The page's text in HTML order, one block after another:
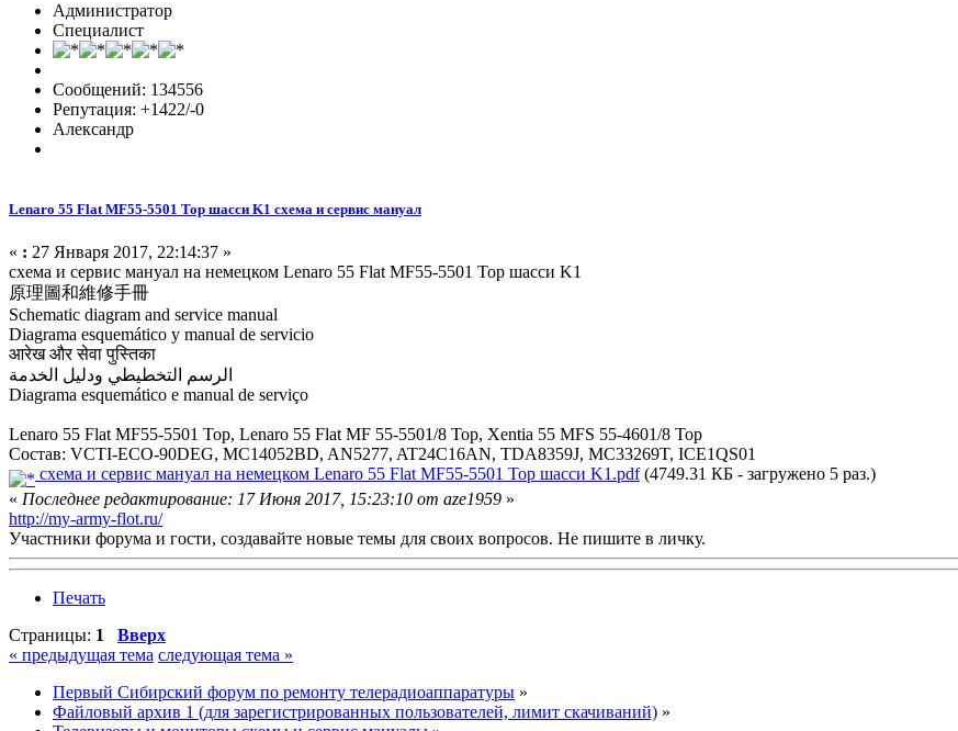
Администратор
Специалист
Сообщений: 134556
Репутация: +1422/-0
Александр
Lenaro 55 Flat MF55-5501 Top шасси K1 схема и сервис мануал
« : 27 Января 2017, 22:14:37 »
схема и сервис мануал на немецком Lenaro 55 Flat MF55-5501 Top шасси K1
原理圖和維修手冊
Schematic diagram and service manual
Diagrama esquemático y manual de servicio
आरेख और सेवा पुस्तिका
الرسم التخطيطي ودليل الخدمة
Diagrama esquemático e manual de serviço
Lenaro 55 Flat MF55-5501 Top, Lenaro 55 Flat MF 55-5501/8 Top, Xentia 55 MFS 55-4601/8 Top
Состав: VCTI-ECO-90DEG, MC14052BD, AN5277, AT24C16AN, TDA8359J, MC33269T, ICE1QS01
схема и сервис мануал на немецком Lenaro 55 Flat MF55-5501 Top шасси K1.pdf(4749.31 КБ - загружено 5 раз.)
« Последнее редактирование: 17 Июня 2017, 15:23:10 от aze1959 »
http://my-army-flot.ru/
Участники форума и гости, создавайте новые темы для своих вопросов. Не пишите в личку.
Печать
Страницы: 1
Вверх
« предыдущая тема следующая тема »
Первый Сибирский форум по ремонту телерадиоаппаратуры »
Файловый архив 1 (для зарегистрированных пользователей, лимит скачиваний) »